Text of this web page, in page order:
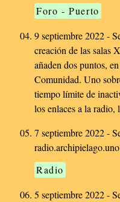
Foro - Puerto
9 septiembre 2022 -
creación de las salas
añaden dos puntos,
Comunidad. Uno
tiempo límite de
los enlaces a la
7 septiembre 2022 -
Radio
5 septiembre 2022 -